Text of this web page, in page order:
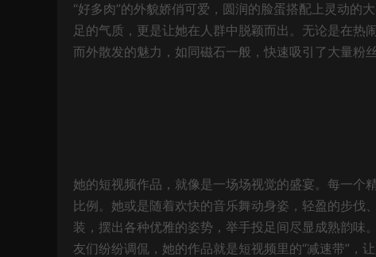
“好多肉”的外貌娇俏可爱，圆润的脸蛋搭配上灵动的
足的气质，更是让她在人群中脱颖而出。无论是在热
而外散发的魅力，如同磁石一般，快速吸引了大量粉丝
她的短视频作品，就像是一场场视觉的盛宴。每一个
比例。她或是随着欢快的音乐舞动身姿，轻盈的步伐
装，摆出各种优雅的姿势，举手投足间尽显成熟韵味
友们纷纷调侃，她的作品就是短视频里的“减速带”，让